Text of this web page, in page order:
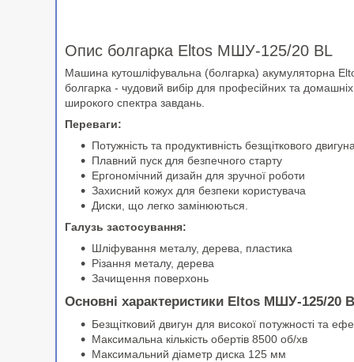
Опис болгарка Eltos МШУ-125/20 BL
Машина кутошліфувальна (болгарка) акумуляторна
болгарка - чудовий вибір для професійних та домашніх
широкого спектра завдань.
Переваги:
Потужність та продуктивність безщіткового
Плавний пуск для безпечного старту
Ергономічний дизайн для зручної роботи
Захисний кожух для безпеки користувача
Диски, що легко замінюються.
Галузь застосування:
Шліфування металу, дерева, пластика
Різання металу, дерева
Зачищення поверхонь
Основні характеристики Eltos МШУ-125/20
Безщітковий двигун для високої потужності та
Максимальна кількість обертів 8500 об/хв
Максимальний діаметр диска 125 мм